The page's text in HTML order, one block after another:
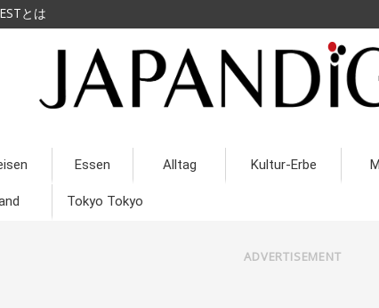
とは
Essen Alltag Kultur-Erbe
Tokyo Tokyo
ADVERTISEMENT